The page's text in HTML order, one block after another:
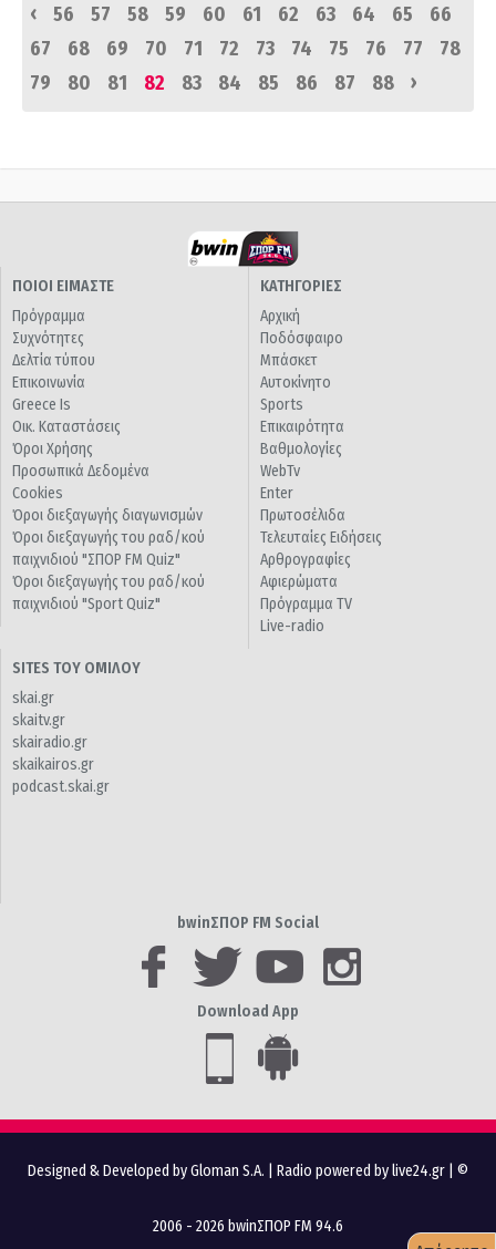
‹
56 57 58 59 60 61 62 63 64 65
66
67
68 69 70 71 72 73 74 75 76 77
78
79
80 81 82 83 84 85 86 87 88 ›
ΠΟΙΟΙ ΕΙΜΑΣΤΕ
Πρόγραμμα
Συχνότητες
Δελτία τύπου
Επικοινωνία
Greece Is
Οικ. Καταστάσεις
Όροι Χρήσης
Προσωπικά Δεδομένα
Cookies
Όροι διεξαγωγής διαγωνισμών
Όροι διεξαγωγής του ραδ/κού
παιχνιδιού "ΣΠΟΡ FM Quiz"
Όροι διεξαγωγής του ραδ/κού
παιχνιδιού "Sport Quiz"
ΚΑΤΗΓΟΡΙΕΣ
Αρχική
Ποδόσφαιρο
Μπάσκετ
Αυτοκίνητο
Sports
Επικαιρότητα
Βαθμολογίες
WebTv
Enter
Πρωτοσέλιδα
Τελευταίες Ειδήσεις
Αρθρογραφίες
Αφιερώματα
Πρόγραμμα TV
Live-radio
SITES ΤΟΥ ΟΜΙΛΟΥ
skai.gr
skaitv.gr
skairadio.gr
skaikairos.gr
podcast.skai.gr
bwinΣΠΟΡ FM Social
Download App
Designed & Developed by Gloman S.A. Radio powered by live24.gr | ©
2006 - 2026 bwinΣΠΟΡ FM 94.6